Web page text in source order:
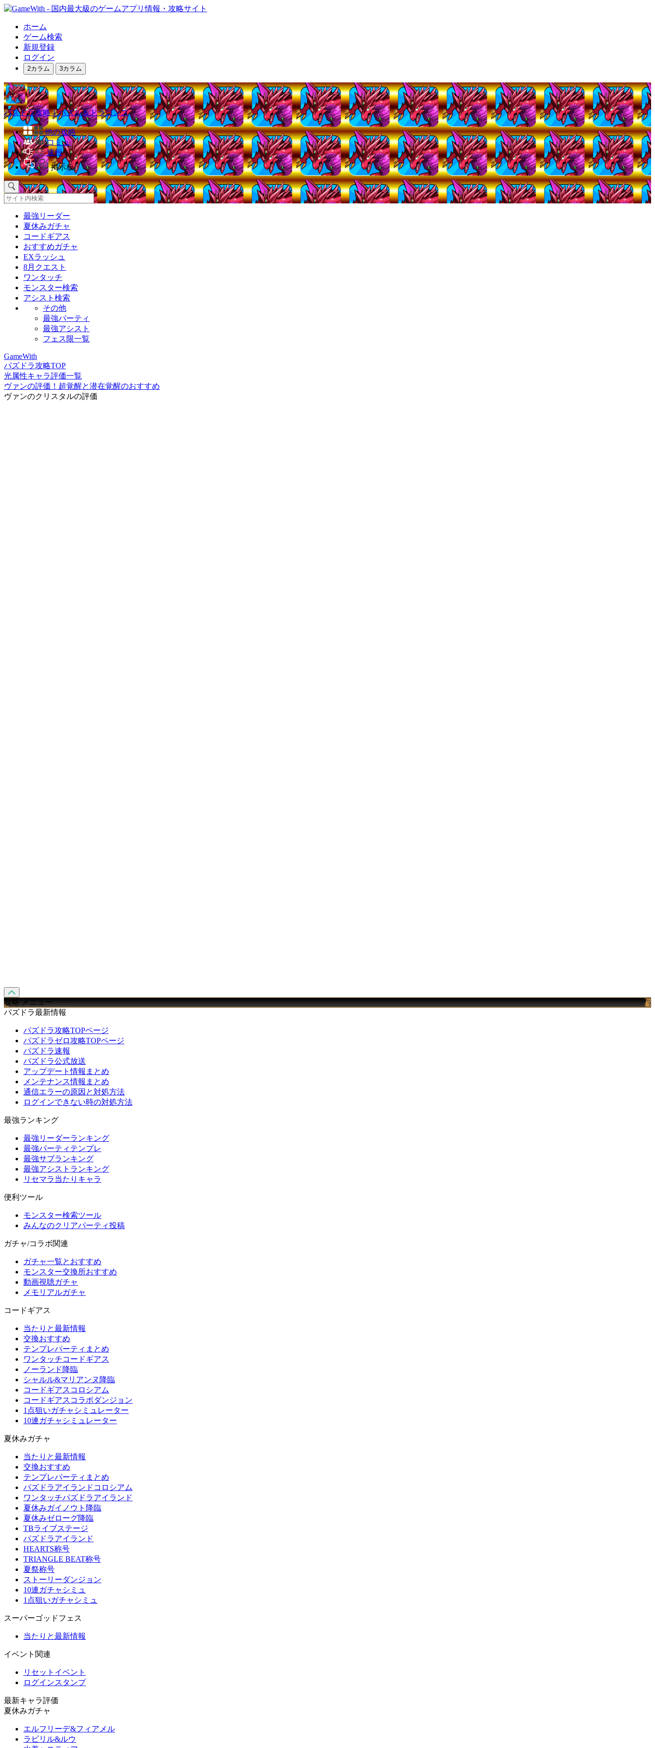
ホーム
ゲーム検索
新規登録
ログイン
2カラム 3カラム
パズドラ攻略｜パズル＆ドラゴンズ
他の攻略
コミュ
速報
掲示板
最強リーダー
夏休みガチャ
コードギアス
おすすめガチャ
EXラッシュ
8月クエスト
ワンタッチ
モンスター検索
アシスト検索
その他
最強パーティ
最強アシスト
フェス限一覧
GameWith
パズドラ攻略TOP
光属性キャラ評価一覧
ヴァンの評価！超覚醒と潜在覚醒のおすすめ
ヴァンのクリスタルの評価
攻略 メニュー
パズドラ最新情報
パズドラ攻略TOPページ
パズドラゼロ攻略TOPページ
パズドラ速報
パズドラ公式放送
アップデート情報まとめ
メンテナンス情報まとめ
通信エラーの原因と対処方法
ログインできない時の対処方法
最強ランキング
最強リーダーランキング
最強パーティテンプレ
最強サブランキング
最強アシストランキング
リセマラ当たりキャラ
便利ツール
モンスター検索ツール
みんなのクリアパーティ投稿
ガチャ/コラボ関連
ガチャ一覧とおすすめ
モンスター交換所おすすめ
動画視聴ガチャ
メモリアルガチャ
コードギアス
当たりと最新情報
交換おすすめ
テンプレパーティまとめ
ワンタッチコードギアス
ノーランド降臨
シャルル&マリアンヌ降臨
コードギアスコロシアム
コードギアスコラボダンジョン
1点狙いガチャシミュレーター
10連ガチャシミュレーター
夏休みガチャ
当たりと最新情報
交換おすすめ
テンプレパーティまとめ
パズドラアイランドコロシアム
ワンタッチパズドラアイランド
夏休みガイノウト降臨
夏休みゼローグ降臨
TBライブステージ
パズドラアイランド
HEARTS称号
TRIANGLE BEAT称号
夏祭称号
ストーリーダンジョン
10連ガチャシミュ
1点狙いガチャシミュ
スーパーゴッドフェス
当たりと最新情報
イベント関連
リセットイベント
ログインスタンプ
最新キャラ評価
夏休みガチャ
エルフリーデ&フィアメル
ラビリル&ルウ